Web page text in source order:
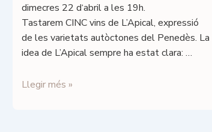
dimecres 22 d‘abril a les 19h.
Tastarem CINC vins de L’Apical, expressió
de les varietats autòctones del Penedès. La
idea de L’Apical sempre ha estat clara: …
Els
Llegir més »